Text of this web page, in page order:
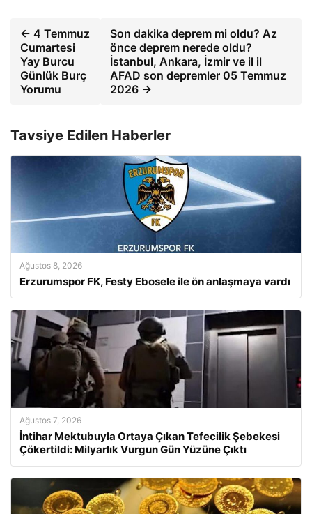
← 4 Temmuz
Cumartesi
Yay Burcu
Günlük Burç
Yorumu
Son dakika deprem mi oldu? Az
önce deprem nerede oldu?
İstanbul, Ankara, İzmir ve il il
AFAD son depremler 05 Temmuz
2026 →
Tavsiye Edilen Haberler
Ağustos 8, 2026
Erzurumspor FK, Festy Ebosele ile ön anlaşmaya vardı
Ağustos 7, 2026
İntihar Mektubuyla Ortaya Çıkan Tefecilik Şebekesi
Çökertildi: Milyarlık Vurgun Gün Yüzüne Çıktı